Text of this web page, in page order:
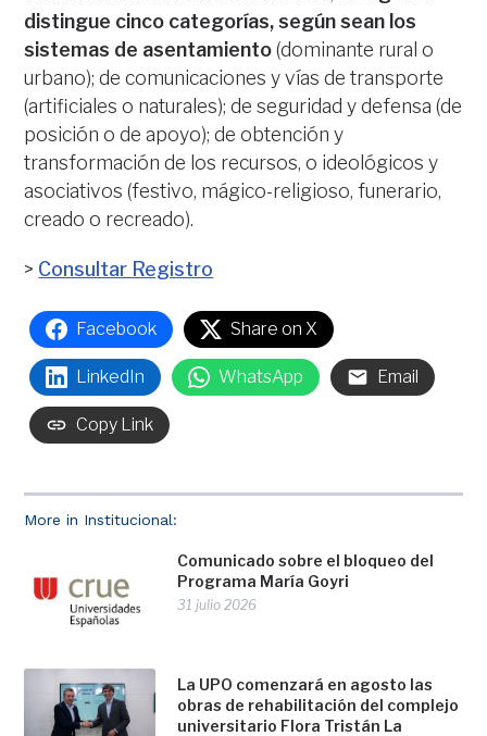
More in Institucional:
Comunicado sobre el bloqueo del
Programa María Goyri
31 julio 2026
La UPO comenzará en agosto las
obras de rehabilitación del complejo
universitario Flora Tristán La
distingue cinco categorías, según sean los
sistemas de asentamiento(dominante rural o
urbano); de comunicaciones y vías de transporte
(artificiales o naturales); de seguridad y defensa (de
posición o de apoyo); de obtención y
transformación de los recursos, o ideológicos y
asociativos (festivo, mágico-religioso, funerario,
creado o recreado).
> Consultar Registro
Facebook Share on X
LinkedIn WhatsApp Email
Copy Link